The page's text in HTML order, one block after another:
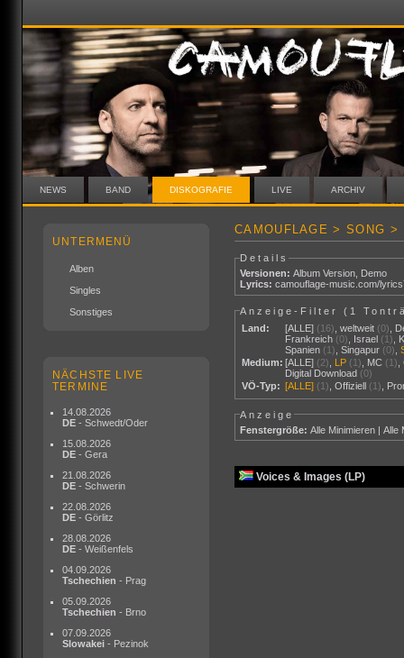
NEWS BAND DISKOGRAFIE LIVE ARCHIV
UNTERMENÜ
Alben
Singles
Sonstiges
NÄCHSTE LIVE
TERMINE
14.08.2026
DE - Schwedt/Oder
15.08.2026
DE - Gera
21.08.2026
DE - Schwerin
22.08.2026
DE - Görlitz
28.08.2026
DE - Weißenfels
04.09.2026
Tschechien - Prag
05.09.2026
Tschechien - Brno
07.09.2026
Slowakei - Pezinok
CAMOUFLAGE > SONG >
Details
Versionen: Album Version, Demo
Lyrics: camouflage-music.com/
Anzeige-Filter ( 1
Land:
[ALLE] (16) ,weltweit (0)
Frankreich (0) Israel (1)
Spanien (1) ,Singapur (0) ,
Medium: [ALLE] (2) LP (1) MC (1) ,
Digital Download (0)
VÖ-Typ: [ALLE] (1) ,Offiziell (1)
Anzeige
Fenstergröße: Alle Minimieren |Alle
Voices & Images (LP)